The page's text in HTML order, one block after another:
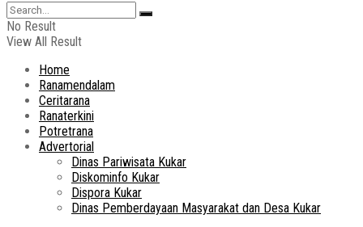
No Result
View All Result
Home
Ranamendalam
Ceritarana
Ranaterkini
Potretrana
Advertorial
Dinas Pariwisata Kukar
Diskominfo Kukar
Dispora Kukar
Dinas Pemberdayaan Masyarakat dan Desa Kukar